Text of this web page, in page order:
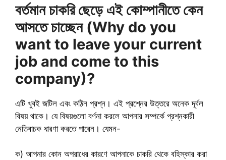
বর্তমান চাকরি ছেড়ে এই কোম্পানীতে কেন
আসতে চাচ্ছেন (Why do you
want to leave your current
job and come to this
company)?
এটি খুবই জটিল এবং কঠিন প্রশ্ন। এই প্রশ্নের উত্তরে অনেক দূর্বল
বিষয় থাকে। যে বিষয়গুলো বর্ণনা করলে আপনার সম্পর্কে প্রশ্নকারী
নেতিবাচক ধারণা করতে পারেন। যেমন-
ক) আপনার কোন অপরাধের কারণে আপনাকে চাকরি থেকে বহিস্কার করা